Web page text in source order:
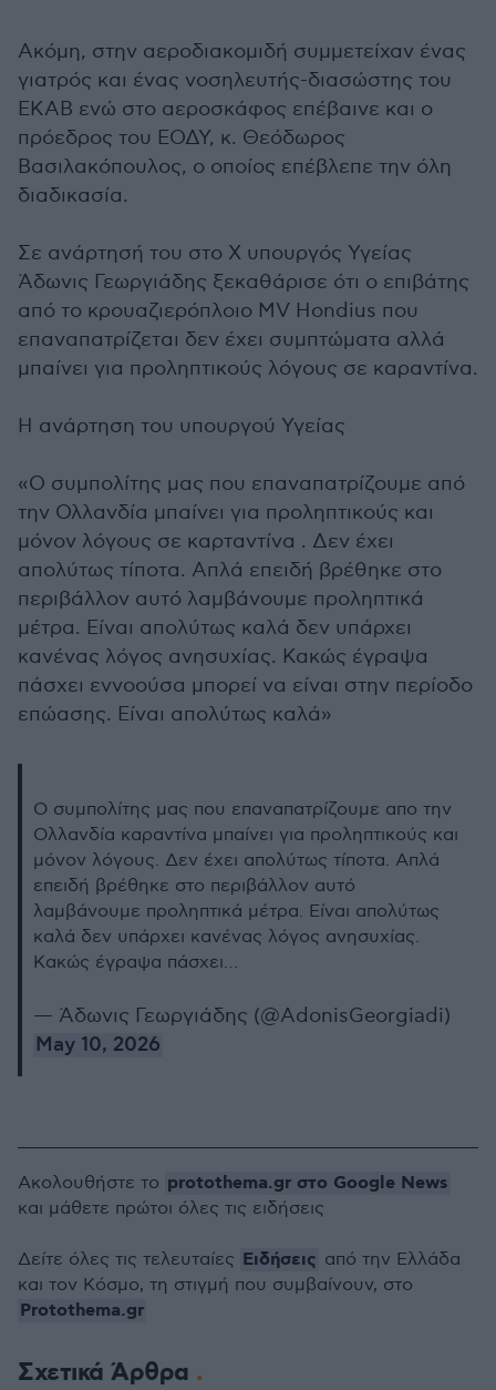
Ακόμη, στην αεροδιακομιδή συμμετείχαν ένας
γιατρός και ένας νοσηλευτής-διασώστης του
ΕΚΑΒ ενώ στο αεροσκάφος επέβαινε και ο
πρόεδρος του ΕΟΔΥ, κ. Θεόδωρος
Βασιλακόπουλος, ο οποίος επέβλεπε την όλη
διαδικασία.
Σε ανάρτησή του στο Χ υπουργός Υγείας
Άδωνις Γεωργιάδης ξεκαθάρισε ότι ο επιβάτης
από το κρουαζιερόπλοιο MV Hondius που
επαναπατρίζεται δεν έχει συμπτώματα αλλά
μπαίνει για προληπτικούς λόγους σε καραντίνα.
Η ανάρτηση του υπουργού Υγείας
«Ο συμπολίτης μας που επαναπατρίζουμε από
την Ολλανδία μπαίνει για προληπτικούς και
μόνον λόγους σε καρταντίνα . Δεν έχει
απολύτως τίποτα. Απλά επειδή βρέθηκε στο
περιβάλλον αυτό λαμβάνουμε προληπτικά
μέτρα. Είναι απολύτως καλά δεν υπάρχει
κανένας λόγος ανησυχίας. Κακώς έγραψα
πάσχει εννοούσα μπορεί να είναι στην περίοδο
επώασης. Είναι απολύτως καλά»
Ο συμπολίτης μας που επαναπατρίζουμε απο την
Ολλανδία καραντίνα μπαίνει για προληπτικούς και
μόνον λόγους. Δεν έχει απολύτως τίποτα. Απλά
επειδή βρέθηκε στο περιβάλλον αυτό
λαμβάνουμε προληπτικά μέτρα. Είναι απολύτως
καλά δεν υπάρχει κανένας λόγος ανησυχίας.
Κακώς έγραψα πάσχει…
— Άδωνις Γεωργιάδης (@AdonisGeorgiadi)
May 10, 2026
Σχετικά Άρθρα
Ακολουθήστε το protothema.gr στο Google News
και μάθετε πρώτοι όλες τις ειδήσεις
Δείτε όλες τις τελευταίες Ειδήσεις από την Ελλάδα
και τον Κόσμο, τη στιγμή που συμβαίνουν, στο
Protothema.gr